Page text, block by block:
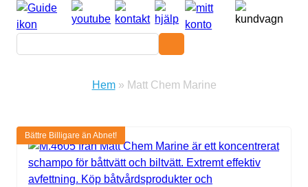
Hem» Matt Chem Marine
Bättre Billigare än Abnet!